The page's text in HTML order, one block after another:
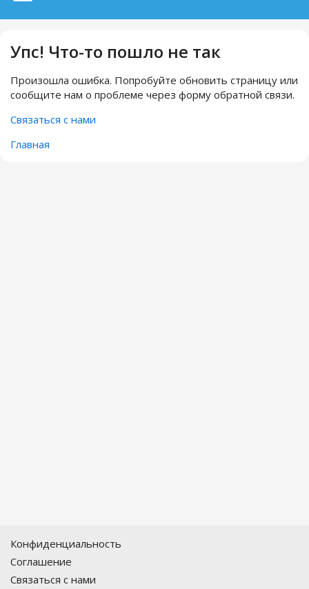
Упс! Что-то пошло не так
Произошла ошибка. Попробуйте обновить страницу или
сообщите нам о проблеме через форму обратной связи.
Связаться с нами
Главная
Конфиденциальность
Соглашение
Связаться с нами